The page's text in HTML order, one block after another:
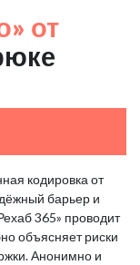
от
кодировка от
барьер и
365» проводит
объясняет риски
Анонимно и